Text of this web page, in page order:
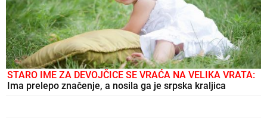
STARO IME ZA DEVOJČICE SE VRAĆA NA VELIKA VRATA:
Ima prelepo značenje, a nosila ga je srpska kraljica